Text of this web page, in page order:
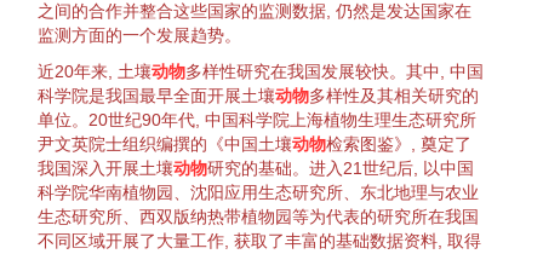
之间的合作并整合这些国家的监测数据, 仍然是发达国家在
监测方面的一个发展趋势。
近20年来, 土壤动物多样性研究在我国发展较快。其中, 中国
科学院是我国最早全面开展土壤动物多样性及其相关研究的
单位。20世纪90年代, 中国科学院上海植物生理生态研究所
尹文英院士组织编撰的《中国土壤动物检索图鉴》, 奠定了
我国深入开展土壤动物研究的基础。进入21世纪后, 以中国
科学院华南植物园、沈阳应用生态研究所、东北地理与农业
生态研究所、西双版纳热带植物园等为代表的研究所在我国
不同区域开展了大量工作, 获取了丰富的基础数据资料, 取得